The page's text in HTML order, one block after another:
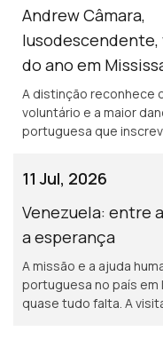
Andrew Câmara,
do ano em
A distinção reconhece
voluntário e a maior
portuguesa que
Açoriana. Edição Paula
11 Jul, 2026
Venezuela: entre
a esperança
A missão e a ajuda
portuguesa no país em
quase tudo falta. A visita do